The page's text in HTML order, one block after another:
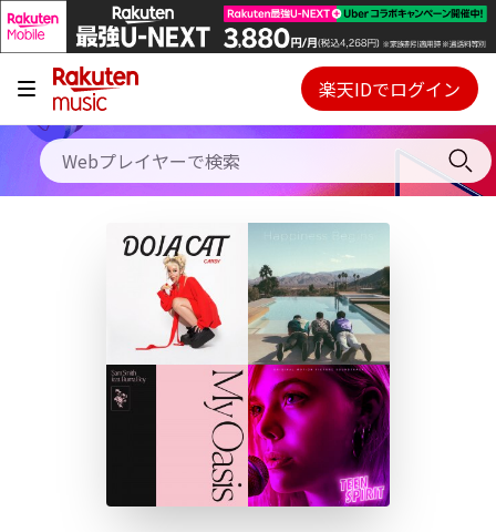
キャンペーン
料金プラン
使い方
初回30日間無料お試し
Webプレイヤー
ご契約内容の確認・変更
楽天IDでログイン